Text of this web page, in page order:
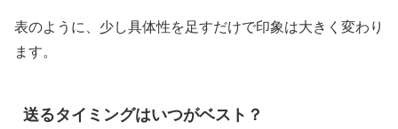
表のように、少し具体性を足すだけで印象は大きく変わり
ます。
送るタイミングはいつがベスト？